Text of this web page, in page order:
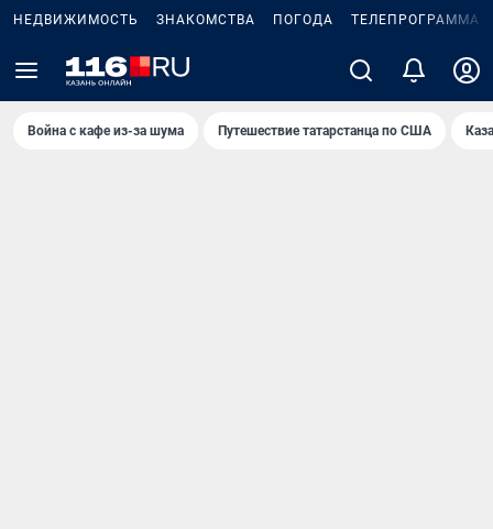
НЕДВИЖИМОСТЬ ЗНАКОМСТВА ПОГОДА ТЕЛЕПРОГРАММА
Война с кафе из-за шума Путешествие татарстанца по США